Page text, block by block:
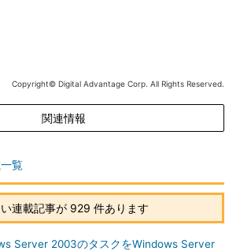
するには、管理者アカウントでWindowsにロ
てから、コントロールパネルで［トラブル
をアイコン表示ではなくカテゴリー表示に
システムとセキュリティ］－［アクションセ
シューティング］－［Windows Update
Copyright© Digital Advantage Corp. All Rights Reserved.
関連情報
覧
連載記事が 929 件あります
Server 2003のタスクをWindows Server